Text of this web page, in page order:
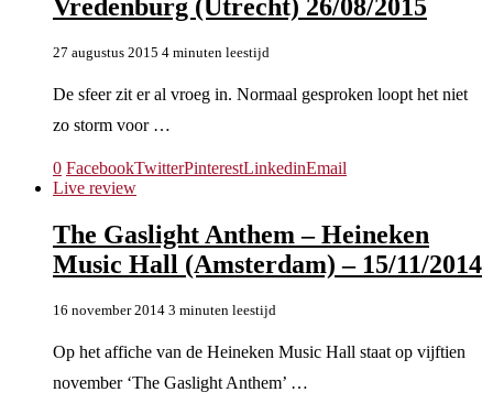
Vredenburg (Utrecht) 26/08/2015
27 augustus 2015 4 minuten leestijd
De sfeer zit er al vroeg in. Normaal gesproken loopt het niet
zo storm voor …
0 FacebookTwitterPinterestLinkedinEmail
Live review
The Gaslight Anthem – Heineken
Music Hall (Amsterdam) – 15/11/2014
16 november 2014 3 minuten leestijd
Op het affiche van de Heineken Music Hall staat op vijftien
november ‘The Gaslight Anthem’ …